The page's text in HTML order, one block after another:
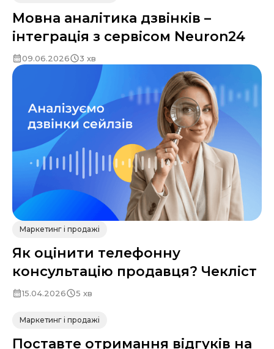
Мовна аналітика дзвінків –
інтеграція з сервісом Neuron24
09.06.2026 3 хв
Маркетинг і продажі
Як оцінити телефонну
консультацію продавця? Чекліст
15.04.2026 5 хв
Маркетинг і продажі
Поставте отримання відгуків на